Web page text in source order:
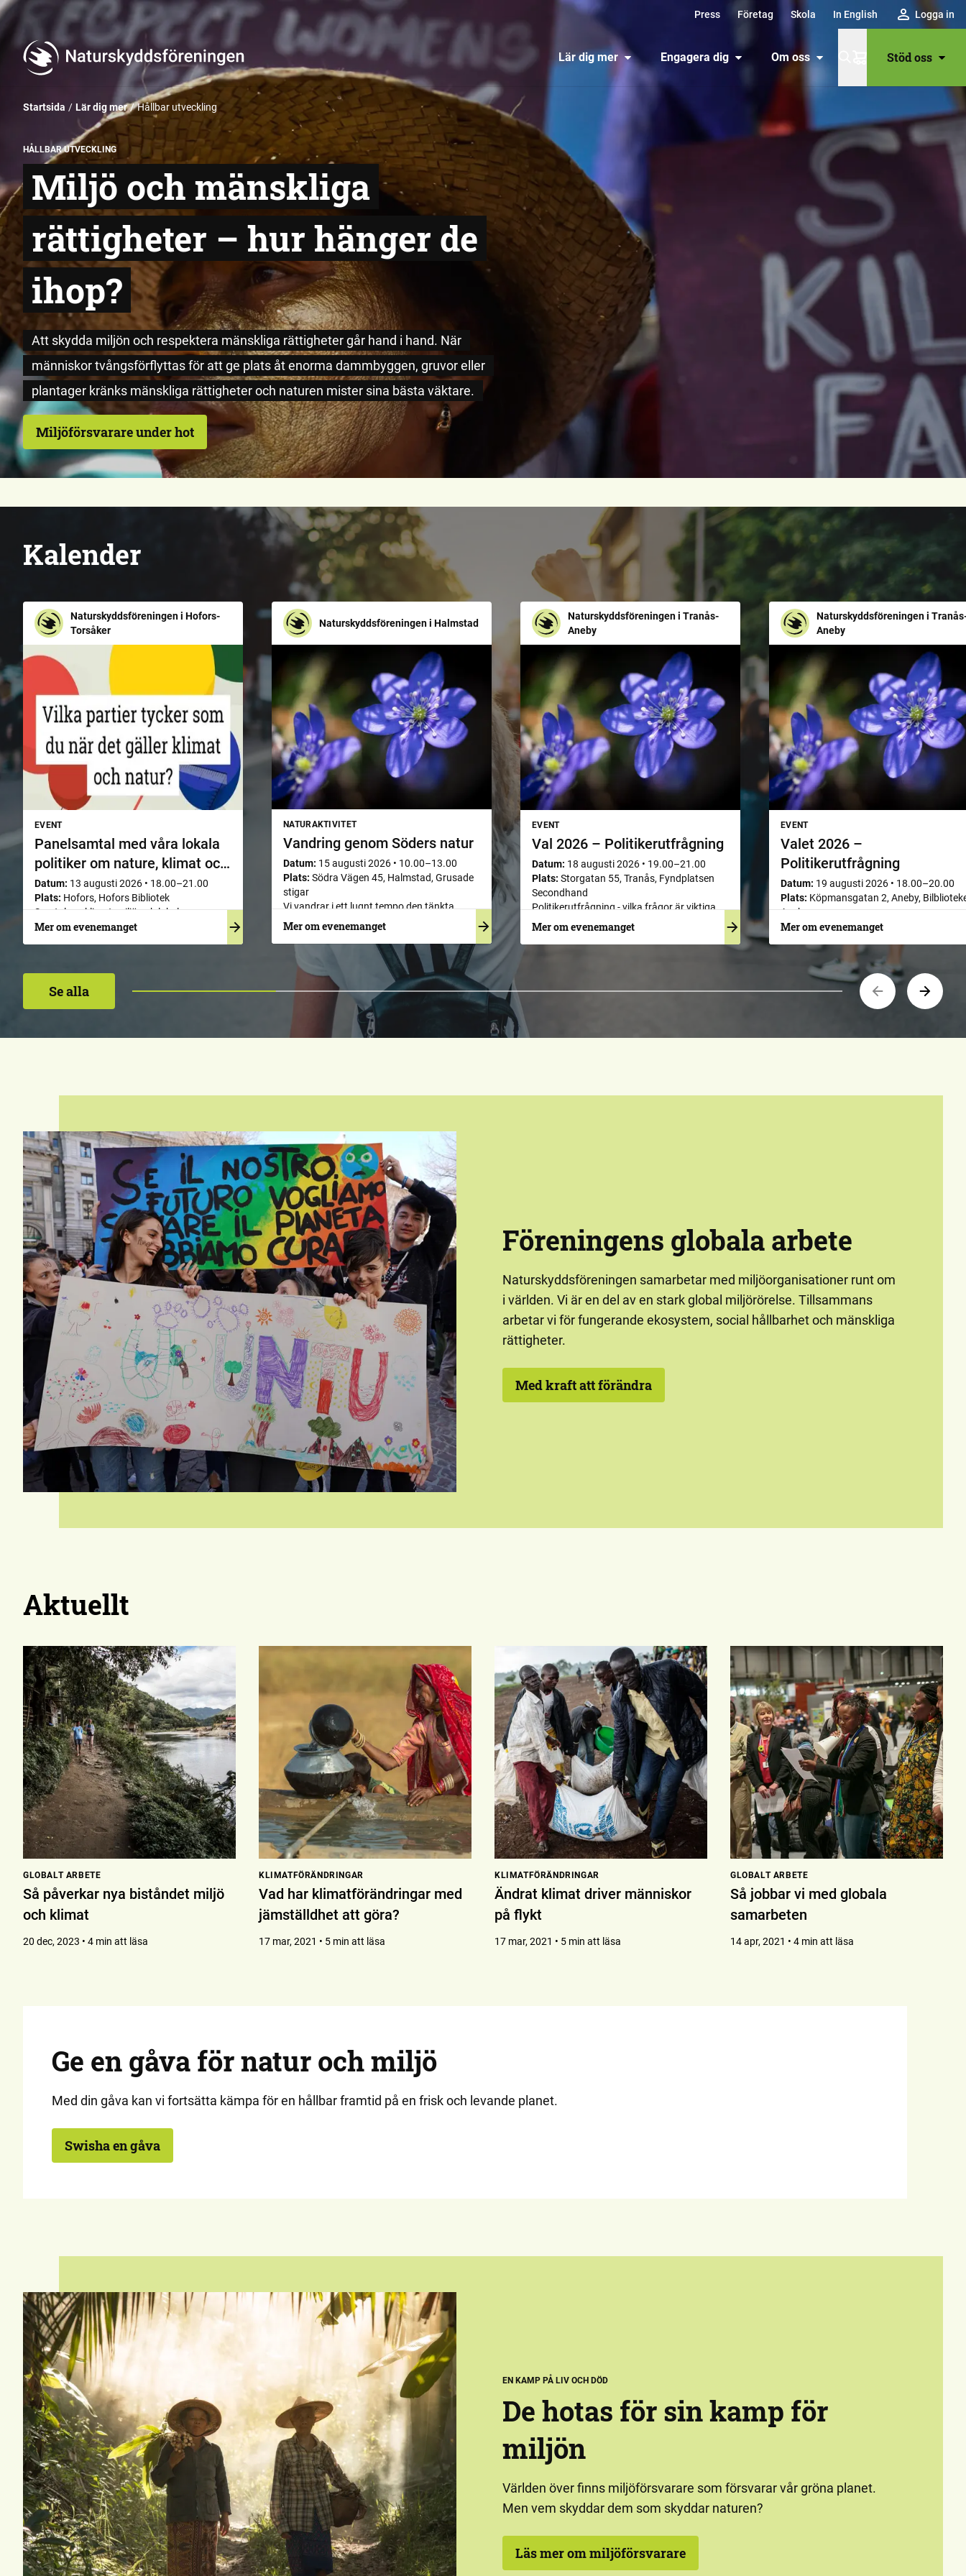
Press Företag Skola In English Logga in
Lär dig mer Engagera dig Om oss
VarukorgStöd oss
Startsida Lär dig mer Hållbar utveckling
HÅLLBAR UTVECKLING
Miljö och mänskliga
rättigheter – hur hänger de
ihop?
Att skydda miljön och respektera mänskliga rättigheter går hand i hand. När
människor tvångsförflyttas för att ge plats åt enorma dammbyggen, gruvor eller
plantager kränks mänskliga rättigheter och naturen mister sina bästa väktare.
Miljöförsvarare under hot
Kalender
Naturskyddsföreningen i Hofors-
Torsåker
EVENT
Panelsamtal med våra lokala
politiker om nature, klimat och
matsäkerhet
Datum: 13 augusti 2026 • 18.00–21.00
Plats: Hofors, Hofors Bibliotek
Samtal om klimat, miljö och lokal
matberedskap inför valet
Mer om evenemanget
Naturskyddsföreningen i Halmstad
NATURAKTIVITET
Vandring genom Söders natur
Datum: 15 augusti 2026 • 10.00–13.00
Plats: Södra Vägen 45, Halmstad, Grusade
stigar
Vi vandrar i ett lugnt tempo den tänkta
sträckningen för anslutningsvägen på Söder
till den planerade Söderbron över Nissan.
Vandringen startar nere vid Nissan utmed
gamla Nissavarvet och går genom skogen
mellan bebyggelsen och Västra Strandens
Reningsverk. Vandringen fortsätter sedan
över ängen på gamla Civila Flygfältet och
mot rondellen Flygaregatan/Nya
Tylösandsvägen. Vi kommer sedan att […]
Mer om evenemanget
Naturskyddsföreningen i Tranås-
Aneby
EVENT
Val 2026 – Politikerutfrågning
Datum: 18 augusti 2026 • 19.00–21.00
Plats: Storgatan 55, Tranås, Fyndplatsen
Secondhand
Politikerutfrågning - vilka frågor är viktiga
för dig?
Mer om evenemanget
Naturskyddsföreningen i
Aneby
EVENT
Valet 2026 –
Politikerutfrågning
Datum: 19 augusti 2026 • 18.00–20.00
Plats: Köpmansgatan 2, Aneby,
Aneby
Politikerutfrågning inför valet - vilka
Mer om evenemanget
Se alla
Föreningens globala arbete
Naturskyddsföreningen samarbetar med miljöorganisationer runt om
i världen. Vi är en del av en stark global miljörörelse. Tillsammans
arbetar vi för fungerande ekosystem, social hållbarhet och mänskliga
rättigheter.
Med kraft att förändra
Aktuellt
GLOBALT ARBETE
Så påverkar nya biståndet miljö
och klimat
20 dec, 2023 • 4 min att läsa
KLIMAT­FÖRÄNDRINGAR
Vad har klimatförändringar med
jämställdhet att göra?
17 mar, 2021 • 5 min att läsa
KLIMAT­FÖRÄNDRINGAR
Ändrat klimat driver människor
på flykt
17 mar, 2021 • 5 min att läsa
GLOBALT ARBETE
Så jobbar vi med globala
samarbeten
14 apr, 2021 • 4 min att läsa
Ge en gåva för natur och miljö
Med din gåva kan vi fortsätta kämpa för en hållbar framtid på en frisk och levande planet.
Swisha en gåva
EN KAMP PÅ LIV OCH DÖD
De hotas för sin kamp för
miljön
Världen över finns miljöförsvarare som försvarar vår gröna planet.
Men vem skyddar dem som skyddar naturen?
Läs mer om miljöförsvarare